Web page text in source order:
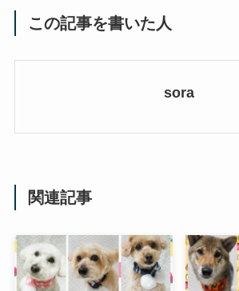
この記事を書いた人
sora
関連記事